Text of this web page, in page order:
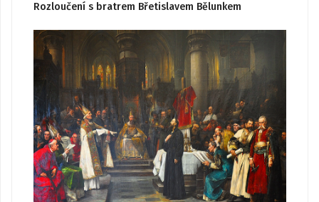
Rozloučení s bratrem Břetislavem Bělunkem